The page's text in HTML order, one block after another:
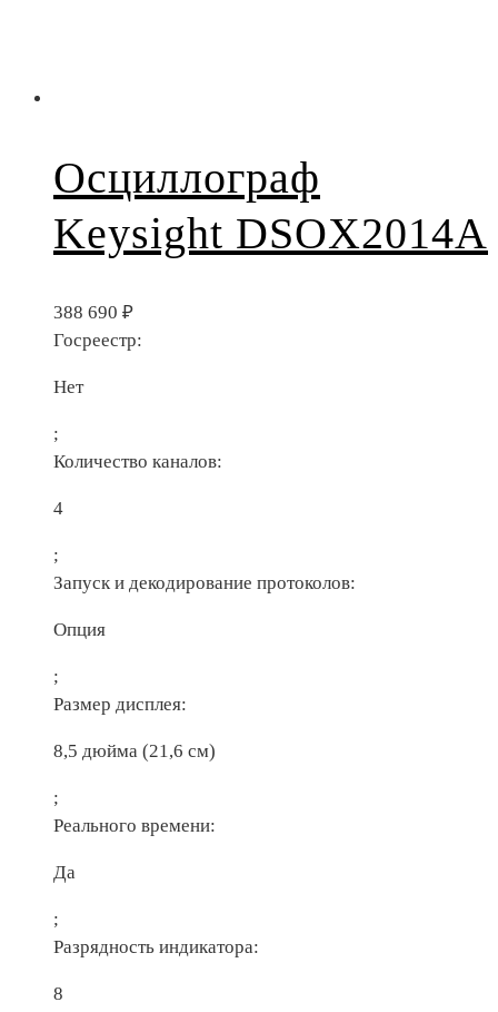
Осциллограф
Keysight DSOX2014A
388 690 ₽
Госреестр:
Нет
;
Количество каналов:
4
;
Запуск и декодирование протоколов:
Опция
;
Размер дисплея:
8,5 дюйма (21,6 см)
;
Реального времени:
Да
;
Разрядность индикатора:
8